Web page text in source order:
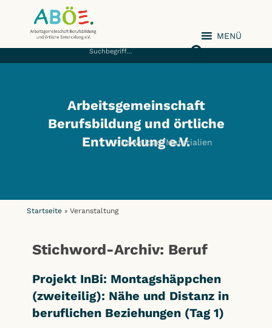
Download/Materialien
MENÜ
Arbeitsgemeinschaft
Berufsbildung und örtliche
Entwicklung e.V.
Startseite » Veranstaltung
Stichword-Archiv: Beruf
Projekt InBi: Montagshäppchen
(zweiteilig): Nähe und Distanz in
beruflichen Beziehungen (Tag 1)